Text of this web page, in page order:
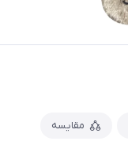
مقایسه